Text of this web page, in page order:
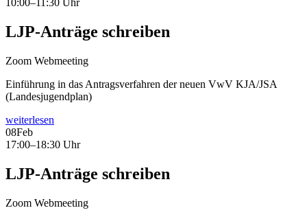
LJP-Anträge schreiben
Zoom Webmeeting
Einführung in das Antragsverfahren der neuen VwV KJA/JSA
(Landesjugendplan)
weiterlesen
08Feb
17:00–18:30 Uhr
LJP-Anträge schreiben
Zoom Webmeeting